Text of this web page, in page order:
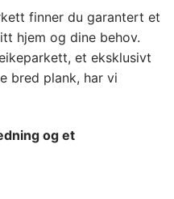
finner du garantert et
hjem og dine behov.
et eksklusivt
bred plank, har vi
og et